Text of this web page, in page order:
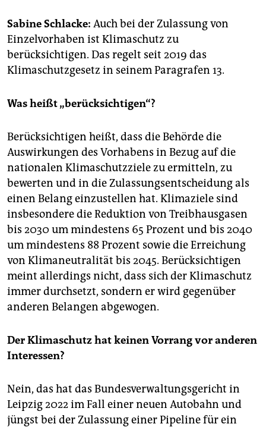
Sabine Schlacke: Auch bei der Zulassung von
Einzelvorhaben ist Klimaschutz zu
berücksichtigen. Das regelt seit 2019 das
Klimaschutzgesetz in seinem Paragrafen 13.
Was heißt „berücksichtigen“?
Berücksichtigen heißt, dass die Behörde die
Auswirkungen des Vorhabens in Bezug auf die
nationalen Klimaschutzziele zu ermitteln, zu
bewerten und in die Zulassungsentscheidung als
einen Belang einzustellen hat. Klimaziele sind
insbesondere die Reduktion von Treib­hausgasen
bis 2030 um mindestens 65 Prozent und bis 2040
um mindestens 88 Prozent sowie die Erreichung
von Klimaneutralität bis 2045. Berücksichtigen
meint allerdings nicht, dass sich der Klimaschutz
immer durchsetzt, sondern er wird gegenüber
anderen Belangen abgewogen.
Der Klimaschutz hat keinen Vorrang vor anderen
Interessen?
Nein, das hat das Bundesverwaltungsgericht in
Leipzig 2022 im Fall einer neuen Autobahn und
jüngst bei der Zulassung einer Pipeline für ein